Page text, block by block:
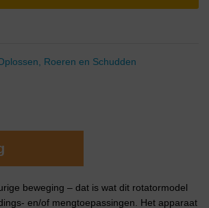
Roeren en Schudden
beweging – dat is wat dit rotatormodel
en/of mengtoepassingen. Het apparaat